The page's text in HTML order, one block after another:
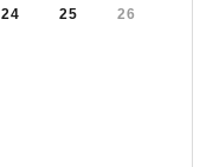
24 25 26